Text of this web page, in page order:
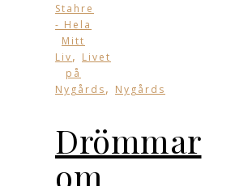
Stahre
- Hela
Mitt
Liv, Livet
på
Nygårds, Nygårds
Drömmar
om